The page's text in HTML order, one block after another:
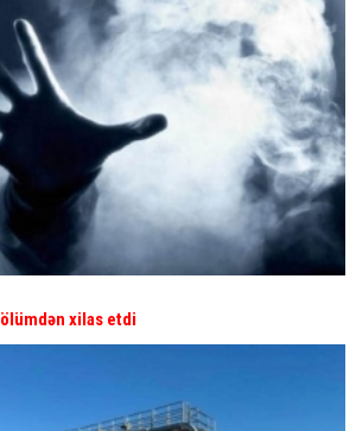
ölümdən xilas etdi